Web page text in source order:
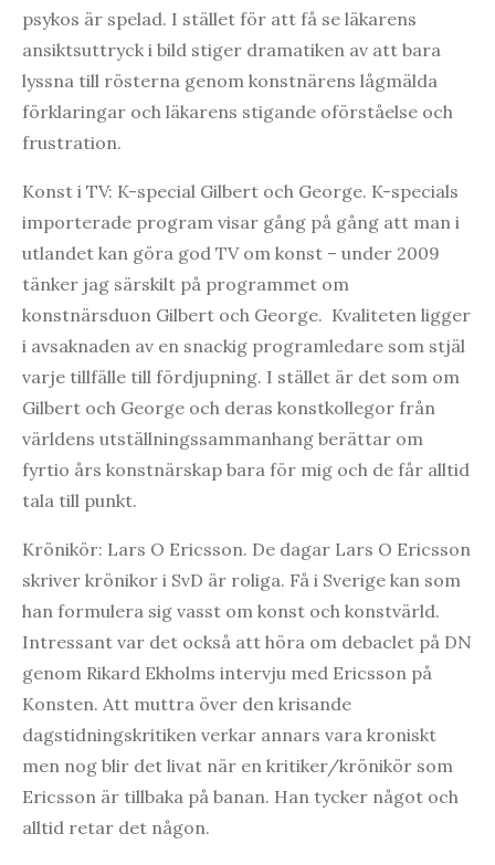
psykos är spelad. I stället för att få se läkarens
ansiktsuttryck i bild stiger dramatiken av att bara
lyssna till rösterna genom konstnärens lågmälda
förklaringar och läkarens stigande oförståelse och
frustration.
Konst i TV: K-special Gilbert och George. K-specials
importerade program visar gång på gång att man i
utlandet kan göra god TV om konst – under 2009
tänker jag särskilt på programmet om
konstnärsduon Gilbert och George. Kvaliteten ligger
i avsaknaden av en snackig programledare som stjäl
varje tillfälle till fördjupning. I stället är det som om
Gilbert och George och deras konstkollegor från
världens utställningssammanhang berättar om
fyrtio års konstnärskap bara för mig och de får alltid
tala till punkt.
Krönikör: Lars O Ericsson. De dagar Lars O Ericsson
skriver krönikor i SvD är roliga. Få i Sverige kan som
han formulera sig vasst om konst och konstvärld.
Intressant var det också att höra om debaclet på DN
genom Rikard Ekholms intervju med Ericsson på
Konsten. Att muttra över den krisande
dagstidningskritiken verkar annars vara kroniskt
men nog blir det livat när en kritiker/krönikör som
Ericsson är tillbaka på banan. Han tycker något och
alltid retar det någon.